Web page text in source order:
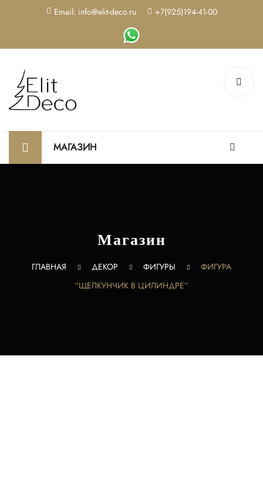
Email: info@elit-deco.ru +7(925)194-41-00
МАГАЗИН
Магазин
ГЛАВНАЯ ДЕКОР ФИГУРЫ
ФИГУРА
“ЩЕЛКУНЧИК В ЦИЛИНДРЕ”